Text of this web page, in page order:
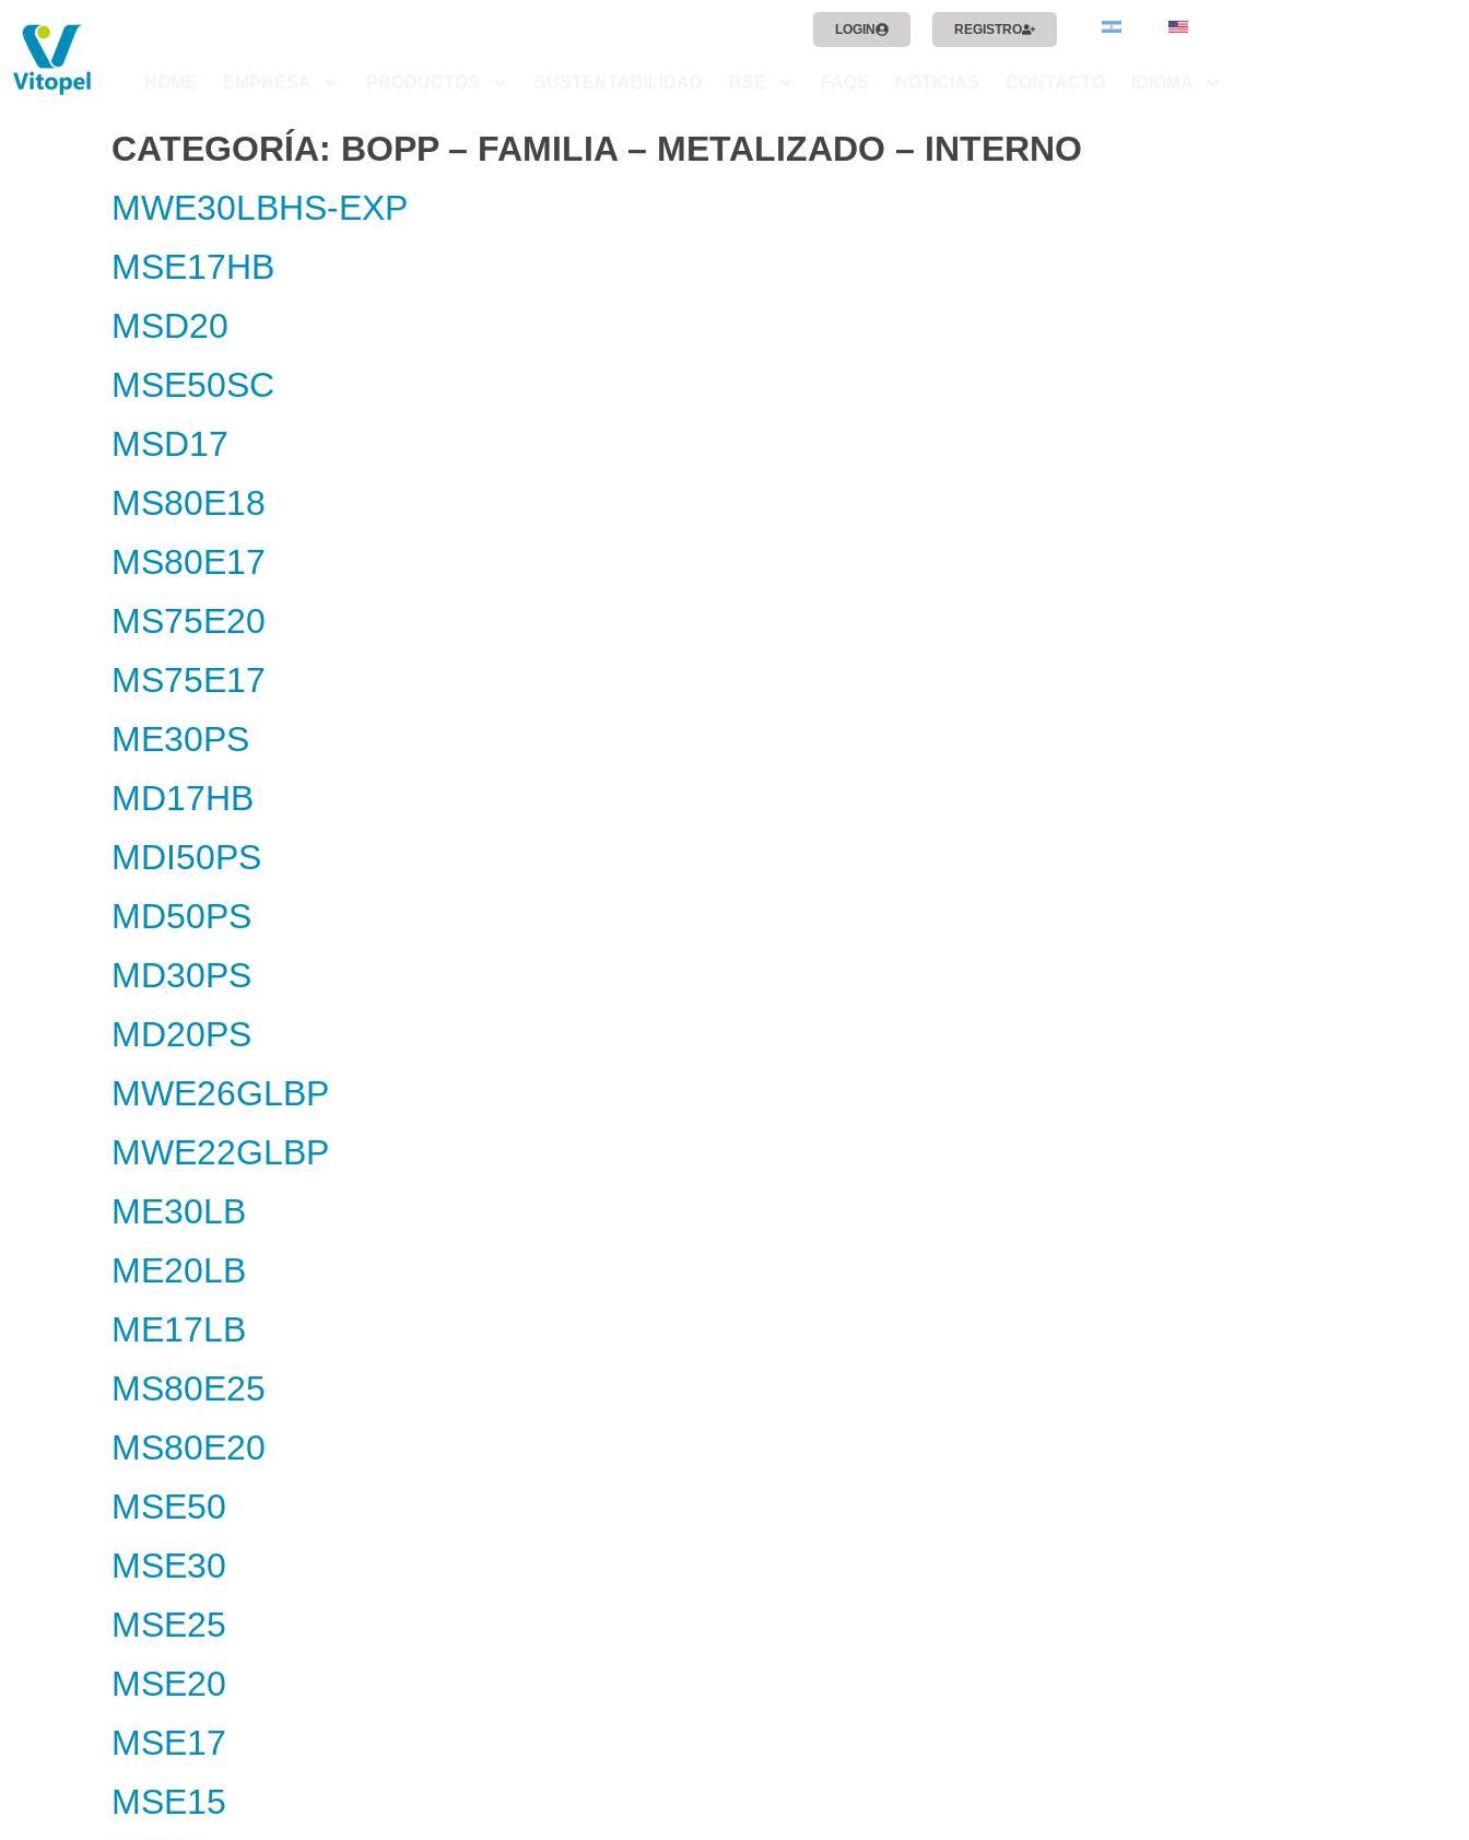
LOGIN REGISTRO
CATEGORÍA: BOPP – FAMILIA – METALIZADO – INTERNO
MWE30LBHS-EXP
MSE17HB
MSD20
MSE50SC
MSD17
MS80E18
MS80E17
MS75E20
MS75E17
ME30PS
MD17HB
MDI50PS
MD50PS
MD30PS
MD20PS
MWE26GLBP
MWE22GLBP
ME30LB
ME20LB
ME17LB
MS80E25
MS80E20
MSE50
MSE30
MSE25
MSE20
MSE17
MSE15